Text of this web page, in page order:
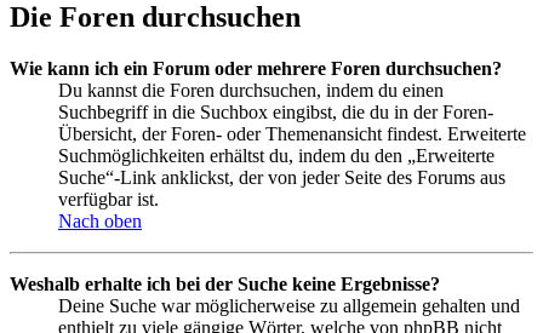
Die Foren durchsuchen
Wie kann ich ein Forum oder mehrere Foren durchsuchen?
Du kannst die Foren durchsuchen, indem du einen
Suchbegriff in die Suchbox eingibst, die du in der Foren-
Übersicht, der Foren- oder Themenansicht findest. Erweiterte
Suchmöglichkeiten erhältst du, indem du den „Erweiterte
Suche“-Link anklickst, der von jeder Seite des Forums aus
verfügbar ist.
Nach oben
Weshalb erhalte ich bei der Suche keine Ergebnisse?
Deine Suche war möglicherweise zu allgemein gehalten und
enthielt zu viele gängige Wörter, welche von phpBB nicht